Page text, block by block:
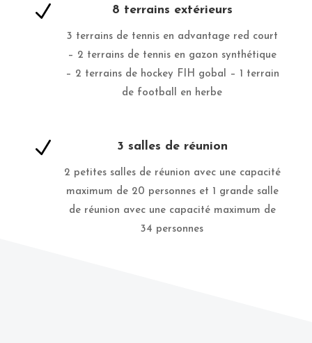
N 8 terrains extérieurs
3 terrains de tennis en advantage red court
– 2 terrains de tennis en gazon synthétique
– 2 terrains de hockey FIH gobal – 1 terrain
de football en herbe
N 3 salles de réunion
2 petites salles de réunion avec une capacité
maximum de 20 personnes et 1 grande salle
de réunion avec une capacité maximum de
34 personnes